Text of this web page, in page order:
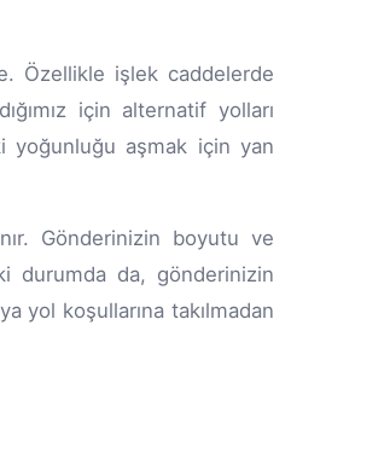
Özellikle işlek caddelerde
için alternatif yolları
yoğunluğu aşmak için yan
Gönderinizin boyutu ve
durumda da, gönderinizin
yol koşullarına takılmadan